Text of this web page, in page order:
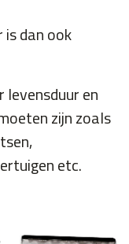
dan ook
en
zijn zoals
etc.